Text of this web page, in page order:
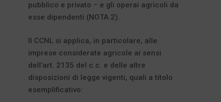
pubblico e privato – e gli operai agricoli da
esse dipendenti (NOTA 2).
Il CCNL si applica, in particolare, alle
imprese considerate agricole ai sensi
dell’art. 2135 del c.c. e delle altre
disposizioni di legge vigenti, quali a titolo
esemplificativo: